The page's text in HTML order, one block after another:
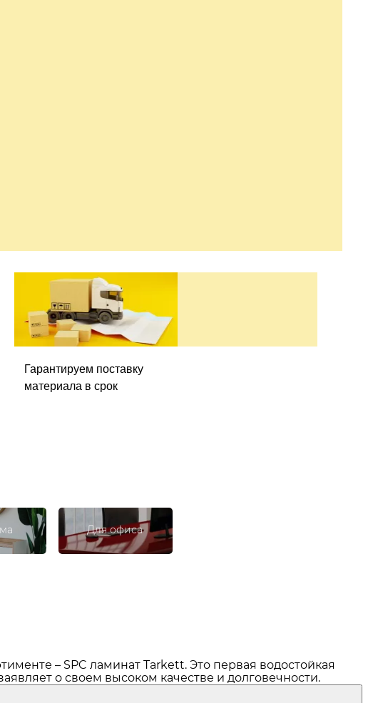
Гарантируем поставку
материала в срок
Для офиса
– SPC ламинат Tarkett. Это первая водостойкая
о своем высоком качестве и долговечности.